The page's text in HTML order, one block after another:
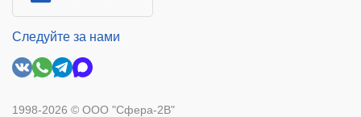
Следуйте за нами
1998-2026 © ООО "Сфера-2В"